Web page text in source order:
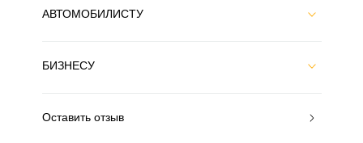
АВТОМОБИЛИСТУ
БИЗНЕСУ
Оставить отзыв